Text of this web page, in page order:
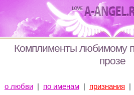
Комплименты любимому
прозе
о любви| по именам| признания |